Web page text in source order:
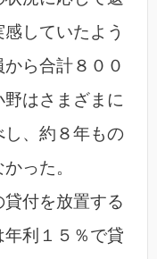
していたよう
ら合計８００
野はさまざまに
、約８年もの
った。
付を放置する
利１５％で貸